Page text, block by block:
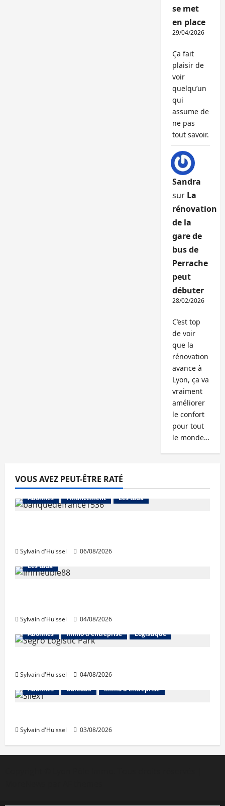
se met
en place
29/04/2026
Ça fait
plaisir de
voir
quelqu’un
qui
assume de
ne pas
tout savoir.
Sandra
sur La
rénovation
de la
gare de
bus de
Perrache
peut
débuter
28/02/2026
C’est top
de voir
que la
rénovation
avance à
Lyon, ça va
vraiment
améliorer
le confort
pour tout
le monde…
VOUS AVEZ PEUT-ÊTRE RATÉ
Abonnés Financement Les taux
Sylvain d'Huissel 06/08/2026
Abonnés Financement
Les taux
Sylvain d'Huissel
04/08/2026
Abonnés
Immo d'entreprise Logistique
Sylvain d'Huissel
04/08/2026
Abonnés
Bureaux Immo d'entreprise
Sylvain d'Huissel 03/08/2026